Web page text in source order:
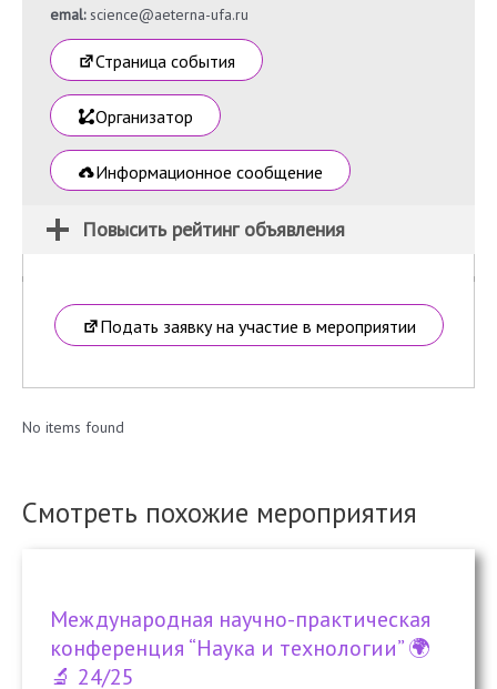
emal:science@aeterna-ufa.ru
Страница события
Организатор
Информационное сообщение
Повысить рейтинг объявления
Подать заявку на участие в мероприятии
No items found
Смотреть похожие мероприятия
Международная научно-практическая
конференция “Наука и технологии” 🌍
🔬 24/25